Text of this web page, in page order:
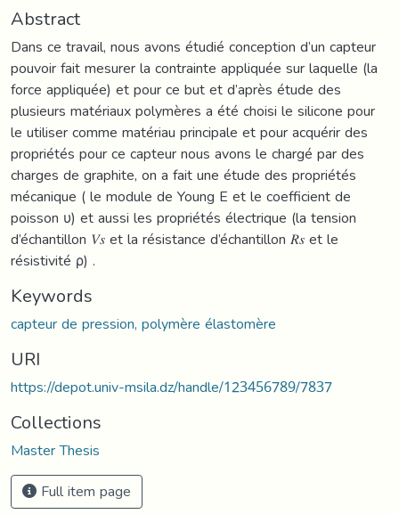
Abstract
Dans ce travail, nous avons étudié conception d’un capteur
pouvoir fait mesurer la contrainte appliquée sur laquelle (la
force appliquée) et pour ce but et d’après étude des
plusieurs matériaux polymères a été choisi le silicone pour
le utiliser comme matériau principale et pour acquérir des
propriétés pour ce capteur nous avons le chargé par des
charges de graphite, on a fait une étude des propriétés
mécanique ( le module de Young E et le coefficient de
poisson υ) et aussi les propriétés électrique (la tension
d’échantillon 𝑉𝑠 et la résistance d’échantillon 𝑅𝑠 et le
résistivité ρ) .
Keywords
capteur de pression, polymère élastomère
URI
https://depot.univ-msila.dz/handle/123456789/7837
Collections
Master Thesis
Full item page